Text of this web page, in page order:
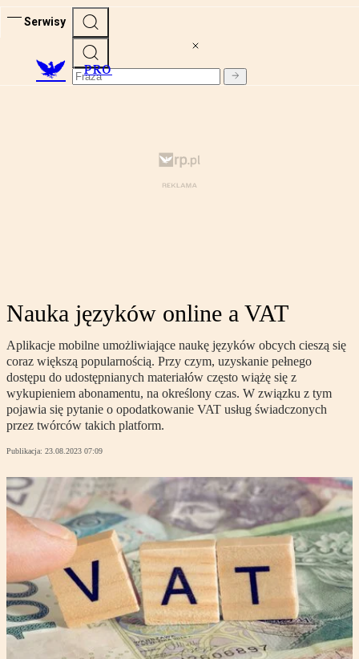
Serwisy
PRO
Nauka języków online a VAT
Aplikacje mobilne umożliwiające naukę języków obcych cieszą się
coraz większą popularnością. Przy czym, uzyskanie pełnego
dostępu do udostępnianych materiałów często wiążę się z
wykupieniem abonamentu, na określony czas. W związku z tym
pojawia się pytanie o opodatkowanie VAT usług świadczonych
przez twórców takich platform.
Publikacja: 23.08.2023 07:09